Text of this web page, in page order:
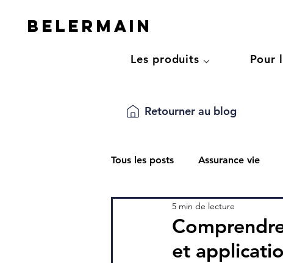
Belermain
Les produits ⌵ Pour
Retourner au blog
Tous les posts Assurance vie
Épargner Optimiser sa
et
5 min de lecture